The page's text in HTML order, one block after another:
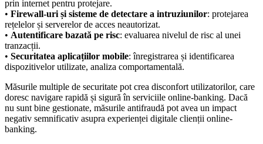
prin internet pentru protejare.
• Firewall-uri și sisteme de detectare a intruziunilor: protejarea
rețelelor și serverelor de acces neautorizat.
• Autentificare bazată pe risc: evaluarea nivelul de risc al unei
tranzacții.
• Securitatea aplicațiilor mobile: înregistrarea și identificarea
dispozitivelor utilizate, analiza comportamentală.
Măsurile multiple de securitate pot crea disconfort utilizatorilor, care
doresc navigare rapidă și sigură în serviciile online-banking. Dacă
nu sunt bine gestionate, măsurile antifraudă pot avea un impact
negativ semnificativ asupra experienței digitale clienții online-
banking.